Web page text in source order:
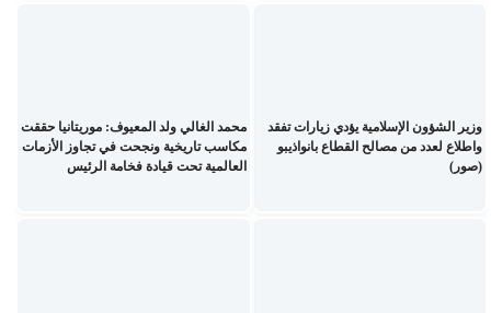
وزير الشؤون الإسلامية يؤدي زيارات تفقد
واطلاع لعدد من مصالح القطاع بانواذيبو
(صور)
محمد الغالي ولد المعيوف: موريتانيا حققت
مكاسب تاريخية ونجحت في تجاوز الأزمات
العالمية تحت قيادة فخامة الرئيس